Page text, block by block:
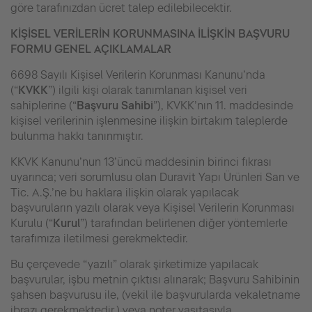
göre tarafınızdan ücret talep edilebilecektir.
KİŞİSEL VERİLERİN KORUNMASINA İLİŞKİN BAŞVURU
FORMU GENEL AÇIKLAMALAR
6698 Sayılı Kişisel Verilerin Korunması Kanunu’nda
(“KVKK”) ilgili kişi olarak tanımlanan kişisel veri
sahiplerine (“Başvuru Sahibi”), KVKK’nın 11. maddesinde
kişisel verilerinin işlenmesine ilişkin birtakım taleplerde
bulunma hakkı tanınmıştır.
KKVK Kanunu’nun 13’üncü maddesinin birinci fıkrası
uyarınca; veri sorumlusu olan Duravit Yapı Ürünleri San ve
Tic. A.Ş.’ne bu haklara ilişkin olarak yapılacak
başvuruların yazılı olarak veya Kişisel Verilerin Korunması
Kurulu (“Kurul”) tarafından belirlenen diğer yöntemlerle
tarafımıza iletilmesi gerekmektedir.
Bu çerçevede “yazılı” olarak şirketimize yapılacak
başvurular, işbu metnin çıktısı alınarak; Başvuru Sahibinin
şahsen başvurusu ile, (vekil ile başvurularda vekaletname